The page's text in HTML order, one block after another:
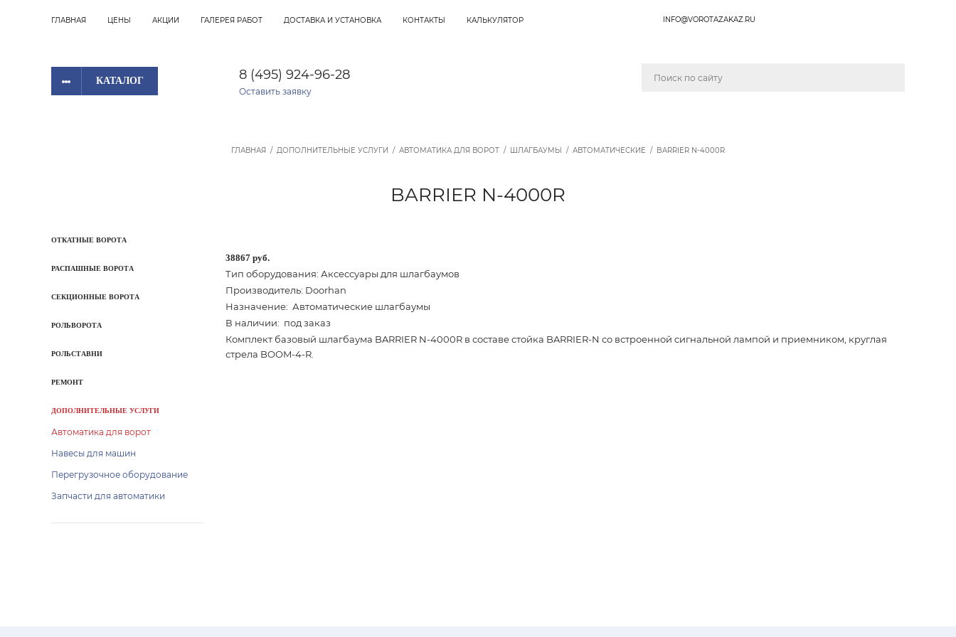
ГЛАВНАЯ ЦЕНЫ АКЦИИ ГАЛЕРЕЯ РАБОТ ДОСТАВКА И УСТАНОВКА КОНТАКТЫ КАЛЬКУЛЯТОР
КАТАЛОГ 8 (495) 924-96-28
Оставить заявку
INFO@VOROTAZAKAZ.RU
ГЛАВНАЯ / ДОПОЛНИТЕЛЬНЫЕ УСЛУГИ / АВТОМАТИКА ДЛЯ ВОРОТ / ШЛАГБАУМЫ / АВТОМАТИЧЕСКИЕ / BARRIER N-4000R
BARRIER N-4000R
ОТКАТНЫЕ ВОРОТА
РАСПАШНЫЕ ВОРОТА
СЕКЦИОННЫЕ ВОРОТА
РОЛЬВОРОТА
РОЛЬСТАВНИ
РЕМОНТ
ДОПОЛНИТЕЛЬНЫЕ УСЛУГИ
Автоматика для ворот
Навесы для машин
Перегрузочное оборудование
Запчасти для автоматики
38867 руб.
Тип оборудования: Аксессуары для шлагбаумов
Производитель: Doorhan
Назначение: Автоматические шлагбаумы
В наличии: под заказ
Комплект базовый шлагбаума BARRIER N-4000R в составе стойка BARRIER-N со встроенной сигнальной лампой и приемником, круглая
стрела BOOM-4-R.